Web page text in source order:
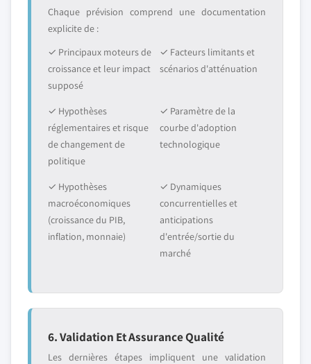
Chaque prévision comprend une documentation
explicite de :
✓ Principaux moteurs de
croissance et leur impact
supposé
✓ Facteurs limitants et
scénarios d'atténuation
✓ Hypothèses
réglementaires et risque
de changement de
politique
✓ Paramètre de la
courbe d'adoption
technologique
✓ Hypothèses
macroéconomiques
(croissance du PIB,
inflation, monnaie)
✓ Dynamiques
concurrentielles et
anticipations
d'entrée/sortie du
marché
6. Validation Et Assurance Qualité
Les dernières étapes impliquent une validation